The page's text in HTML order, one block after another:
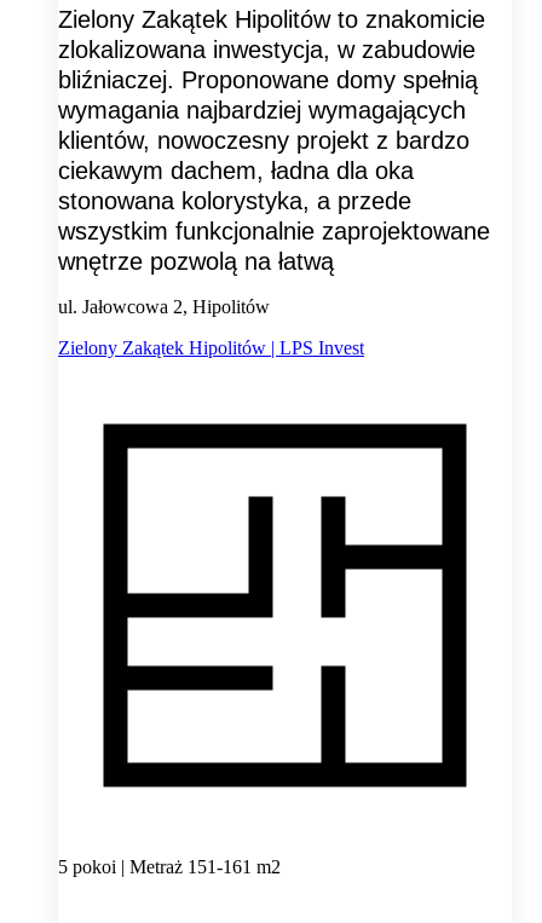
Zielony Zakątek Hipolitów to znakomicie
zlokalizowana inwestycja, w zabudowie
bliźniaczej. Proponowane domy spełnią
wymagania najbardziej wymagających
klientów, nowoczesny projekt z bardzo
ciekawym dachem, ładna dla oka
stonowana kolorystyka, a przede
wszystkim funkcjonalnie zaprojektowane
wnętrze pozwolą na łatwą
ul. Jałowcowa 2, Hipolitów
Zielony Zakątek Hipolitów | LPS Invest
5 pokoi | Metraż 151-161 m2